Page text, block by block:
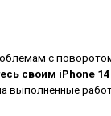
с
своим iPhone
выполненные